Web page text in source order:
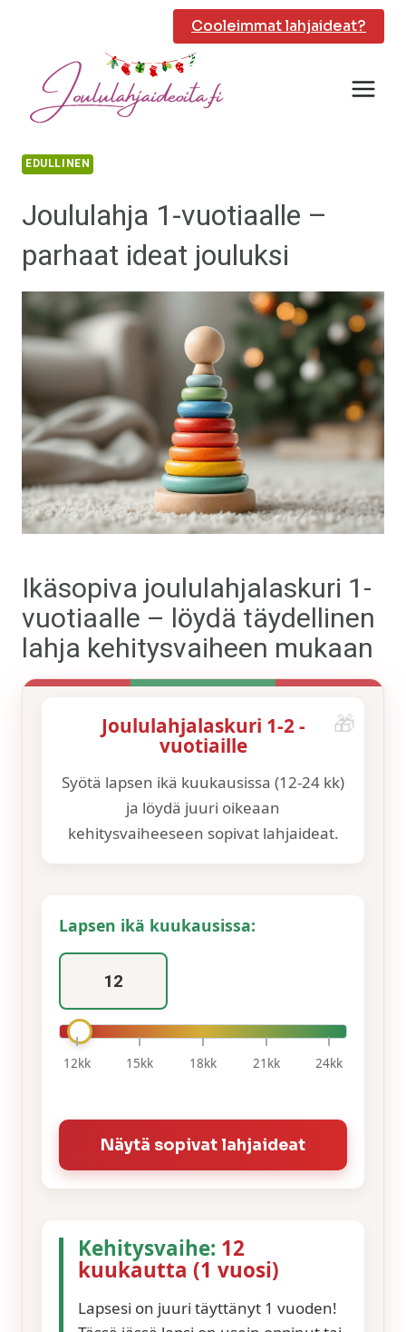
Cooleimmat lahjaideat?
EDULLINEN
Joululahja 1-vuotiaalle –
parhaat ideat jouluksi
Ikäsopiva joululahjalaskuri 1-
vuotiaalle – löydä täydellinen
lahja kehitysvaiheen mukaan
Joululahjalaskuri 1-2 -
vuotiaille
Syötä lapsen ikä kuukausissa (12-24 kk)
ja löydä juuri oikeaan
kehitysvaiheeseen sopivat lahjaideat.
Lapsen ikä kuukausissa:
12kk 15kk 18kk 21kk 24kk
Näytä sopivat lahjaideat
Kehitysvaihe: 12
kuukautta (1 vuosi)
Lapsesi on juuri täyttänyt 1 vuoden!